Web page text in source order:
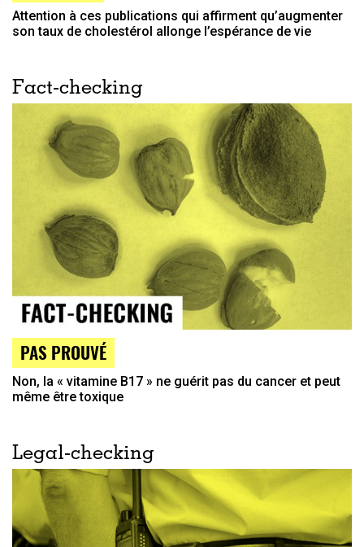
Attention à ces publications qui affirment qu’augmenter
son taux de cholestérol allonge l’espérance de vie
Fact-checking
PAS PROUVÉ
Non, la « vitamine B17 » ne guérit pas du cancer et peut
même être toxique
Legal-checking